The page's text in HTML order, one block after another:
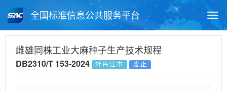
全国标准信息公共服务平台
月报查询 标准公告查询
雌雄同株工业大麻种子生产技术规程
DB2310/T 153-2024 牡丹江市 废止